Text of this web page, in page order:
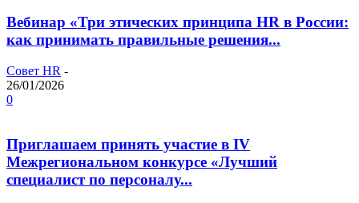
Вебинар «Три этических принципа HR в России:
как принимать правильные решения...
Совет HR -
26/01/2026
0
Приглашаем принять участие в IV
Межрегиональном конкурсе «Лучший
специалист по персоналу...